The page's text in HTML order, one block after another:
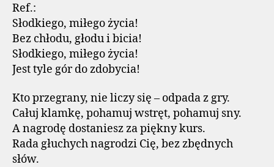
Ref.:
Słodkiego, miłego życia!
Bez chłodu, głodu i bicia!
Słodkiego, miłego życia!
Jest tyle gór do zdobycia!
Kto przegrany, nie liczy się – odpada z gry.
Całuj klamkę, pohamuj wstręt, pohamuj sny.
A nagrodę dostaniesz za piękny kurs.
Rada głuchych nagrodzi Cię, bez zbędnych
słów.